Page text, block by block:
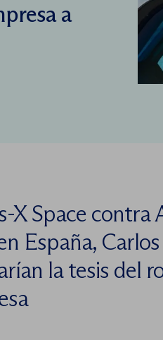
a
X Space contra
España,
la tesis del